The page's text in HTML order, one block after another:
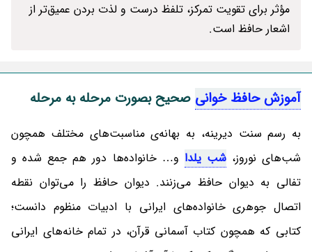
مؤثر برای تقویت تمرکز، تلفظ درست و لذت بردن عمیق‌تر از
اشعار حافظ است.
آموزش حافظ خوانی صحیح بصورت مرحله به مرحله
به رسم سنت دیرینه، به بهانه‌ی مناسبت‌های مختلف همچون
شب‌های نوروز،شب یلدا و… خانواده‌ها دور هم جمع شده و
تفالی به دیوان حافظ می‌زنند. دیوان حافظ را می‌توان نقطه
اتصال جوهری خانواده‌های ایرانی با ادبیات منظوم دانست؛
کتابی که همچون کتاب آسمانی قرآن، در تمام خانه‌های ایرانی